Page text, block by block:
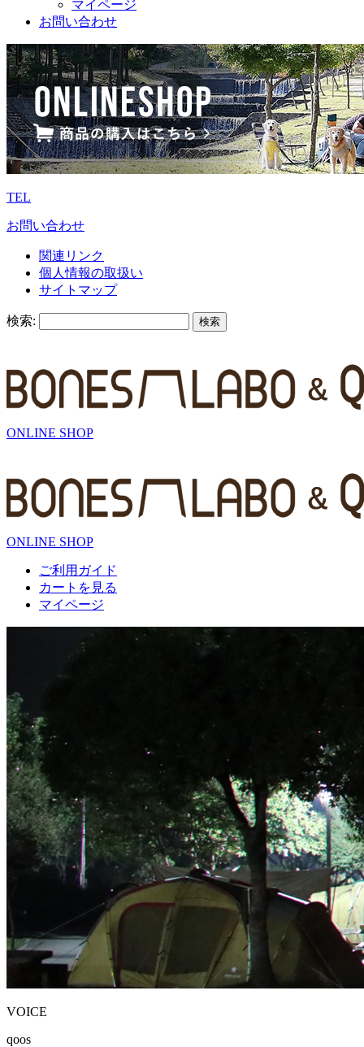
マイページ
お問い合わせ
TEL
お問い合わせ
関連リンク
個人情報の取扱い
サイトマップ
検索:
ONLINE SHOP
ONLINE SHOP
ご利用ガイド
カートを見る
マイページ
VOICE
qoos